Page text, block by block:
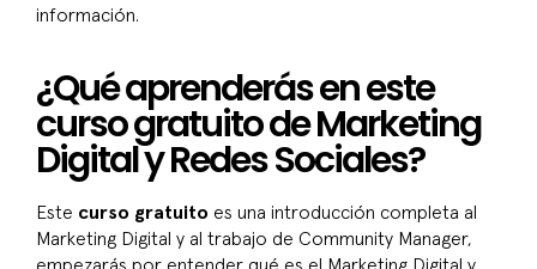
información.
¿Qué aprenderás en este
curso gratuito de Marketing
Digital y Redes Sociales?
Este curso gratuito es una introducción completa al
Marketing Digital y al trabajo de Community Manager,